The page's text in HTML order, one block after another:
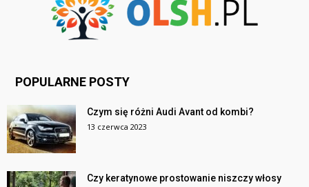
POPULARNE POSTY
Czym się różni Audi Avant od kombi?
13 czerwca 2023
Czy keratynowe prostowanie niszczy włosy